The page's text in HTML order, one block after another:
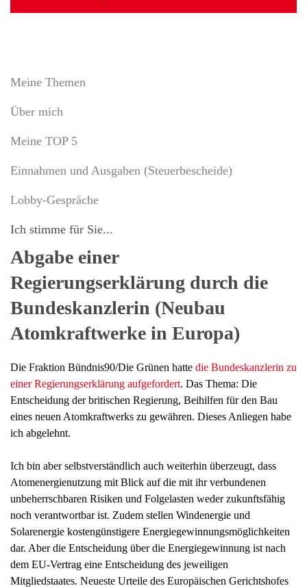
Meine Themen
Über mich
Meine TOP 5
Einnahmen und Ausgaben (Steuerbescheide)
Lobby-Gespräche
Ich stimme für Sie...
Abgabe einer
Regierungserklärung durch die
Bundeskanzlerin (Neubau
Atomkraftwerke in Europa)
Die Fraktion Bündnis90/Die Grünen hatte die Bundeskanzlerin zu
einer Regierungserklärung aufgefordert. Das Thema: Die
Entscheidung der britischen Regierung, Beihilfen für den Bau
eines neuen Atomkraftwerks zu gewähren. Dieses Anliegen habe
ich abgelehnt.
Ich bin aber selbstverständlich auch weiterhin überzeugt, dass
Atomenergienutzung mit Blick auf die mit ihr verbundenen
unbeherrschbaren Risiken und Folgelasten weder zukunftsfähig
noch verantwortbar ist. Zudem stellen Windenergie und
Solarenergie kostengünstigere Energiegewinnungsmöglichkeiten
dar. Aber die Entscheidung über die Energiegewinnung ist nach
dem EU-Vertrag eine Entscheidung des jeweiligen
Mitgliedstaates. Neueste Urteile des Europäischen Gerichtshofes